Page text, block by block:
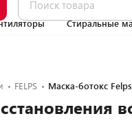
Стиральные
FELPS Маска-ботокс